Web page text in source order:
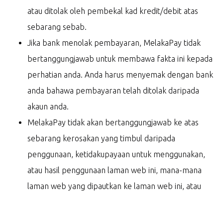
atau ditolak oleh pembekal kad kredit/debit atas
sebarang sebab.
Jika bank menolak pembayaran, MelakaPay tidak
bertanggungjawab untuk membawa fakta ini kepada
perhatian anda. Anda harus menyemak dengan bank
anda bahawa pembayaran telah ditolak daripada
akaun anda.
MelakaPay tidak akan bertanggungjawab ke atas
sebarang kerosakan yang timbul daripada
penggunaan, ketidakupayaan untuk menggunakan,
atau hasil penggunaan laman web ini, mana-mana
laman web yang dipautkan ke laman web ini, atau